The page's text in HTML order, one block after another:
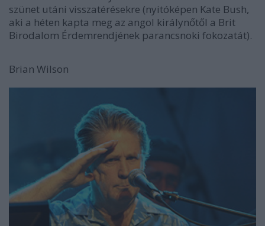
szünet utáni visszatérésekre (nyitóképen Kate Bush,
aki a héten kapta meg az angol királynőtől a Brit
Birodalom Érdemrendjének parancsnoki fokozatát).
Brian Wilson